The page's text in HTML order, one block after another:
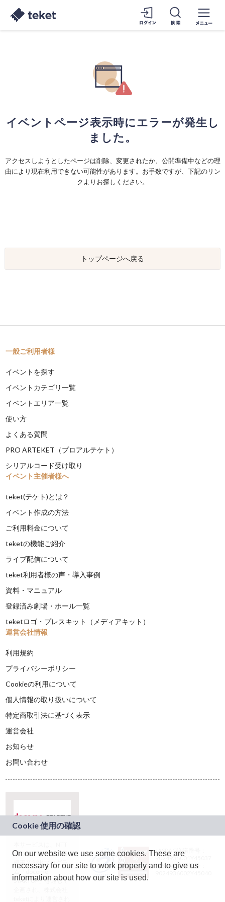
イベントページ表示時にエラーが発生し
ました。
アクセスしようとしたページは削除、変更されたか、公開準備中などの理
由により現在利用できない可能性があります。お手数ですが、下記のリン
クよりお探しください。
トップページへ戻る
一般ご利用者様
イベントを探す
イベントカテゴリ一覧
イベントエリア一覧
使い方
よくある質問
PRO ARTEKET（プロアルテケト）
シリアルコード受け取り
イベント主催者様へ
teket(テケト)とは？
イベント作成の方法
ご利用料金について
teketの機能ご紹介
ライブ配信について
teket利用者様の声・導入事例
資料・マニュアル
登録済み劇場・ホール一覧
teketロゴ・プレスキット（メディアキット）
運営会社情報
利用規約
プライバシーポリシー
Cookieの利用について
個人情報の取り扱いについて
特定商取引法に基づく表示
運営会社
お知らせ
お問い合わせ
ドコモグループの新
規事業創出プログラ
ム「docomo
STARTUP」を通じて
JASRAC許諾番号：
9024936001Y45037
JASRAC許諾番号：
On our website we use some cookies. These are
necessary for our site to work properly and to give us
information about how our site is used.